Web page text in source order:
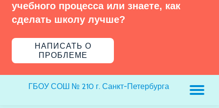
учебного процесса или знаете, как
сделать школу лучше?
НАПИСАТЬ О
ПРОБЛЕМЕ
ГБОУ СОШ № 210 г. Санкт-Петербурга